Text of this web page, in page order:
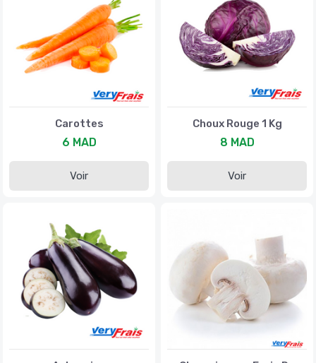
Carottes
6 MAD
Voir
Choux Rouge 1 Kg
8 MAD
Voir